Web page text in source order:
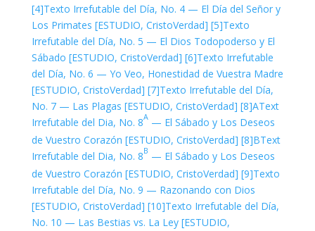
[4]Texto Irrefutable del Día, No. 4 — El Día del Señor y
Los Primates [ESTUDIO, CristoVerdad] [5]Texto
Irrefutable del Día, No. 5 — El Dios Todopoderso y El
Sábado [ESTUDIO, CristoVerdad] [6]Texto Irrefutable
del Día, No. 6 — Yo Veo, Honestidad de Vuestra Madre
[ESTUDIO, CristoVerdad] [7]Texto Irrefutable del Día,
No. 7 — Las Plagas [ESTUDIO, CristoVerdad] [8]AText
Irrefutable del Dia, No. 8A— El Sábado y Los Deseos
de Vuestro Corazón [ESTUDIO, CristoVerdad] [8]BText
Irrefutable del Dia, No. 8B — El Sábado y Los Deseos
de Vuestro Corazón [ESTUDIO, CristoVerdad] [9]Texto
Irrefutable del Día, No. 9 — Razonando con Dios
[ESTUDIO, CristoVerdad] [10]Texto Irrefutable del Día,
No. 10 — Las Bestias vs. La Ley [ESTUDIO,